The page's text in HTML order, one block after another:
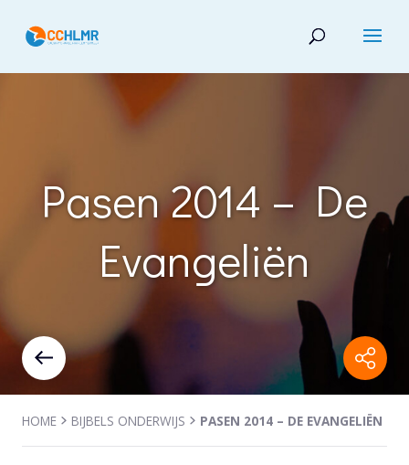
Pasen 2014 – De
Evangeliën
HOME BIJBELS ONDERWIJS PASEN 2014 – DE EVANGELIËN